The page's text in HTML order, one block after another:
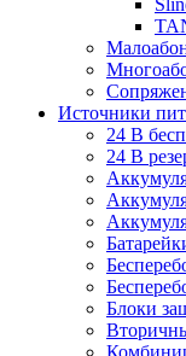
Источники
24 В
24 В
Блоки